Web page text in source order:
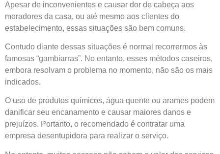
Apesar de inconvenientes e causar dor de cabeça aos
moradores da casa, ou até mesmo aos clientes do
estabelecimento, essas situações são bem comuns.
Contudo diante dessas situações é normal recorrermos às
famosas “gambiarras”. No entanto, esses métodos caseiros,
embora resolvam o problema no momento, não são os mais
indicados.
O uso de produtos químicos, água quente ou arames podem
danificar seu encanamento e causar maiores danos e
prejuízos. Portanto, o recomendado é contratar uma
empresa desentupidora para realizar o serviço.